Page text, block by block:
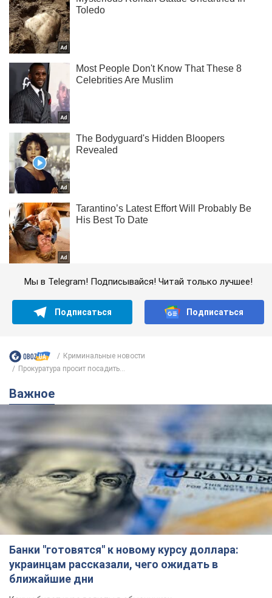
Мы в Telegram! Подписывайся! Читай только лучшее!
Подписаться Подписаться
Криминальные новости
Прокуратура просит посадить...
Важное
Банки "готовятся" к новому курсу доллара:
украинцам рассказали, чего ожидать в
ближайшие дни